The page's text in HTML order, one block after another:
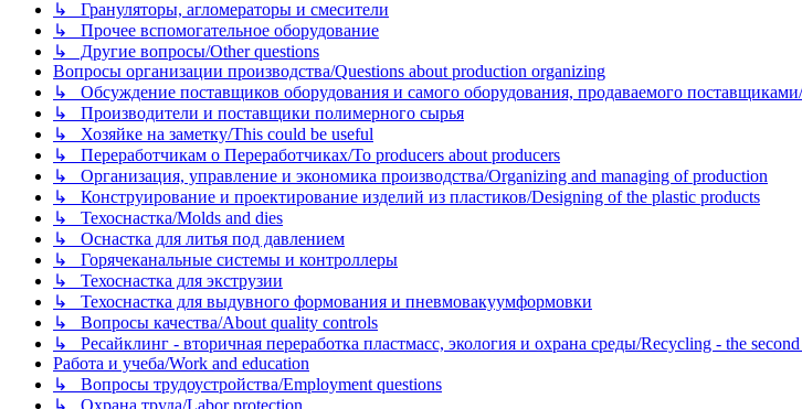
↳ Грануляторы, агломераторы и смесители
↳ Прочее вспомогательное оборудование
↳ Другие вопросы/Other questions
Вопросы организации производства/Questions about production organizing
↳ Обсуждение поставщиков оборудования и самого оборудования, продаваемого
↳ Производители и поставщики полимерного сырья
↳ Хозяйке на заметку/This could be useful
↳ Переработчикам о Переработчиках/To producers about producers
↳ Организация, управление и экономика производства/Organizing and managing of production
↳ Конструирование и проектирование изделий из пластиков/Designing of the plastic products
↳ Техоснастка/Molds and dies
↳ Оснастка для литья под давлением
↳ Горячеканальные системы и контроллеры
↳ Техоснастка для экструзии
↳ Техоснастка для выдувного формования и пневмовакуумформовки
↳ Вопросы качества/About quality controls
↳ Ресайклинг - вторичная переработка пластмасс, экология и охрана среды/Recycling - the
Работа и учеба/Work and education
↳ Вопросы трудоустройства/Employment questions